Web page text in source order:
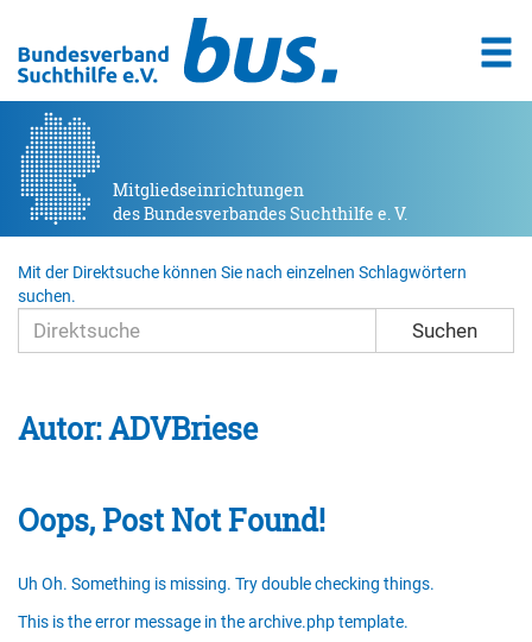
Mitgliedseinrichtungen
des Bundesverbandes Suchthilfe e. V.
Mit der Direktsuche können Sie nach einzelnen Schlagwörtern
suchen.
Suchen
Autor:ADVBriese
Oops, Post Not Found!
Uh Oh. Something is missing. Try double checking things.
This is the error message in the archive.php template.